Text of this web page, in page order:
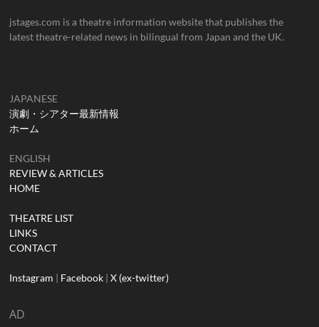
jstages.com is a theatre information website that publishes the
latest theatre-related news in bilingual from Japan and the UK.
JAPANESE
演劇・シアター最新情報
ホーム
ENGLISH
REVIEW & ARTICLES
HOME
THEATRE LIST
LINKS
CONTACT
Instagram | Facebook |X (ex-twitter)
AD